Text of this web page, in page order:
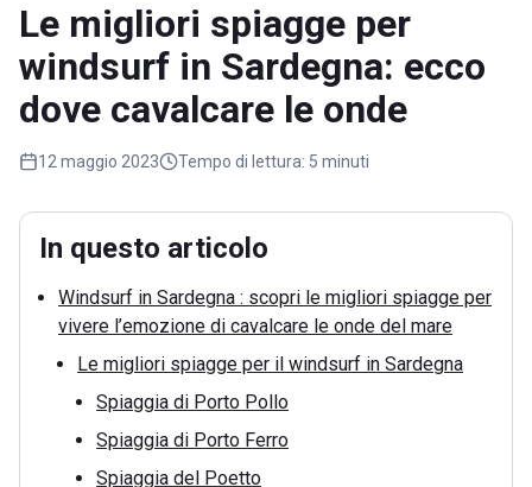
Le migliori spiagge per
windsurf in Sardegna: ecco
dove cavalcare le onde
12 maggio 2023 Tempo di lettura: 5 minuti
In questo articolo
Windsurf in Sardegna : scopri le migliori spiagge per
vivere l’emozione di cavalcare le onde del mare
Le migliori spiagge per il windsurf in Sardegna
Spiaggia di Porto Pollo
Spiaggia di Porto Ferro
Spiaggia del Poetto